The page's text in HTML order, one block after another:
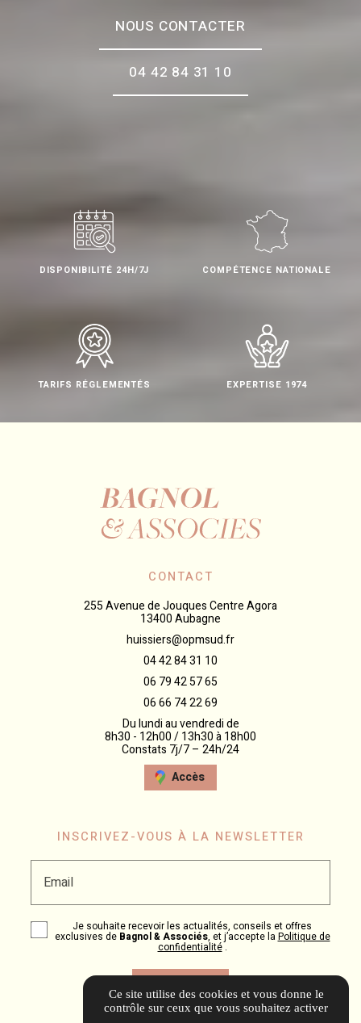
NOUS CONTACTER
04 42 84 31 10
DISPONIBILITÉ 24H/7J COMPÉTENCE NATIONALE
TARIFS RÉGLEMENTÉS EXPERTISE 1974
CONTACT
255 Avenue de Jouques Centre Agora
13400 Aubagne
huissiers@opmsud.fr
04 42 84 31 10
06 79 42 57 65
06 66 74 22 69
Du lundi au vendredi de
8h30 - 12h00 / 13h30 à 18h00
Constats 7j/7 – 24h/24
Accès
INSCRIVEZ-VOUS À LA NEWSLETTER
Email
Je souhaite recevoir les actualités, conseils et offres
exclusives de Bagnol & Associés, et j’accepte la Politique de
confidentialité.
Ce site utilise des cookies et vous donne le
contrôle sur ceux que vous souhaitez activer